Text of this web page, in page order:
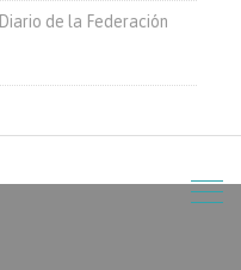
Diario de la Federación